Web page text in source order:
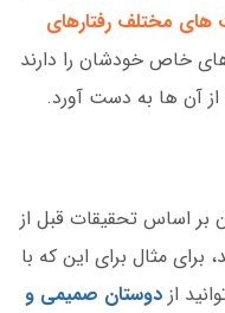
های مختلف رفتارهای
خاص خودشان را دارند
آن ها به دست آورد.
اساس تحقیقات قبل از
مثال برای این که با
از دوستان صمیمی و